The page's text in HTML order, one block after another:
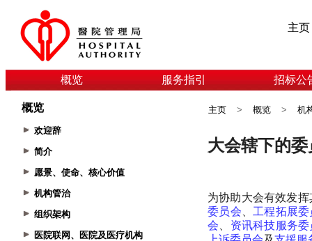
主页
概览 服务指引 招标公
概览
欢迎辞
简介
愿景、使命、核心价值
机构管治
组织架构
医院联网、医院及医疗机构
主页 > 概览 > 机